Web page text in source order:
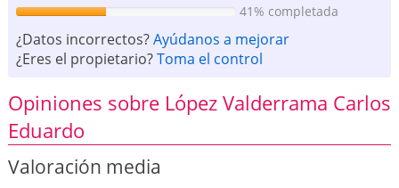
41% completada
¿Datos incorrectos?Ayúdanos a mejorar
¿Eres el propietario?Toma el control
Opiniones sobre López Valderrama Carlos
Eduardo
Valoración media